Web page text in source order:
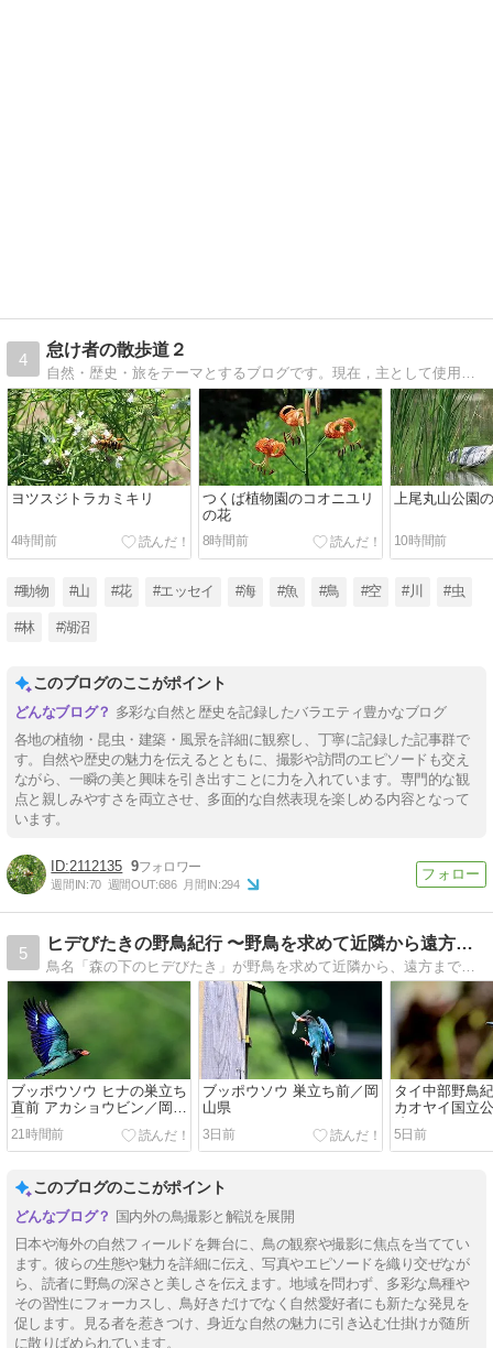
4
怠け者の散歩道２
ヨツスジトラカミキリ
4時間前
つくば植物園のコオニユリ
の花
8時間前
上尾丸山公園
10時間前
#動物 #山 #花 #エッセイ #海 #魚 #鳥 #空 #川 #虫
#林 #湖沼
このブログのここがポイント
多彩な自然と歴史を記録したバラエティ豊かなブログ
各地の植物・昆虫・建築・風景を詳細に観察し、丁寧に記録した記事群で
す。自然や歴史の魅力を伝えるとともに、撮影や訪問のエピソードも交え
ながら、一瞬の美と興味を引き出すことに力を入れています。専門的な観
点と親しみやすさを両立させ、多面的な自然表現を楽しめる内容となって
います。
2112135 9
週間IN:70 週間OUT:686 月間IN:294
5
ヒデびたきの野鳥紀行 〜野鳥を求めて近隣から遠方…
鳥名「森の下のヒデびたき」が野鳥を求めて近隣から、遠方まで出掛けて収めた写真を3＾4日に一度のペースで掲載します。
ブッポウソウ ヒナの巣立ち
直前 アカショウビン／岡山
21時間前
ブッポウソウ 巣立ち前／岡
山県
3日前
タイ中部野鳥
カオヤイ国立
院／ムネアカ
キ シキチョウ
5日前
このブログのここがポイント
国内外の鳥撮影と解説を展開
日本や海外の自然フィールドを舞台に、鳥の観察や撮影に焦点を当ててい
ます。彼らの生態や魅力を詳細に伝え、写真やエピソードを織り交ぜなが
ら、読者に野鳥の深さと美しさを伝えます。地域を問わず、多彩な鳥種や
その習性にフォーカスし、鳥好きだけでなく自然愛好者にも新たな発見を
促します。見る者を惹きつけ、身近な自然の魅力に引き込む仕掛けが随所
に散りばめられています。